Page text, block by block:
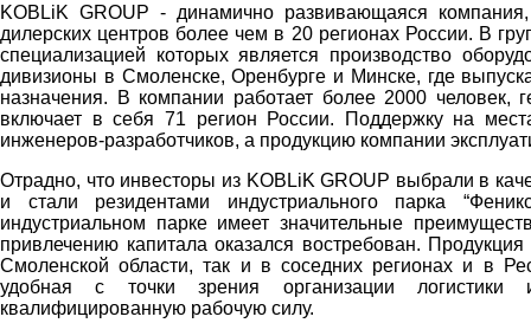
KOBLiK GROUP - динамично развивающаяся
дилерских центров более чем в 20 регионах России. В
специализацией которых является производство
дивизионы в Смоленске, Оренбурге и Минске, где
назначения. В компании работает более 2000 человек,
включает в себя 71 регион России. Поддержку на
инженеров-разработчиков, а продукцию компании
Отрадно, что инвесторы из KOBLiK GROUP выбрали в
и стали резидентами индустриального парка
индустриальном парке имеет значительные
привлечению капитала оказался востребован.
Смоленской области, так и в соседних регионах и в
удобная с точки зрения организации логистики
квалифицированную рабочую силу.